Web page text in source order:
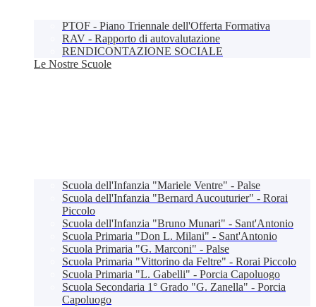
PTOF - Piano Triennale dell'Offerta Formativa
RAV - Rapporto di autovalutazione
RENDICONTAZIONE SOCIALE
Le Nostre Scuole
Scuola dell'Infanzia "Mariele Ventre" - Palse
Scuola dell'Infanzia "Bernard Aucouturier" - Rorai
Piccolo
Scuola dell'Infanzia "Bruno Munari" - Sant'Antonio
Scuola Primaria "Don L. Milani" - Sant'Antonio
Scuola Primaria "G. Marconi" - Palse
Scuola Primaria "Vittorino da Feltre" - Rorai Piccolo
Scuola Primaria "L. Gabelli" - Porcia Capoluogo
Scuola Secondaria 1° Grado "G. Zanella" - Porcia
Capoluogo